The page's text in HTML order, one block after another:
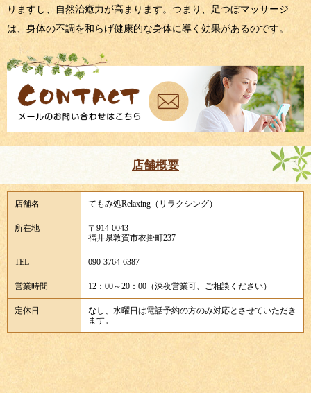
りますし、自然治癒力が高まります。つまり、足つぼマッサージ
は、身体の不調を和らげ健康的な身体に導く効果があるのです。
店舗概要
店舗名 てもみ処Relaxing（リラクシング）
所在地
〒914-0043
福井県敦賀市衣掛町237
TEL 090-3764-6387
営業時間 12：00～20：00（深夜営業可、ご相談ください）
定休日
なし、水曜日は電話予約の方のみ対応とさせていただき
ます。